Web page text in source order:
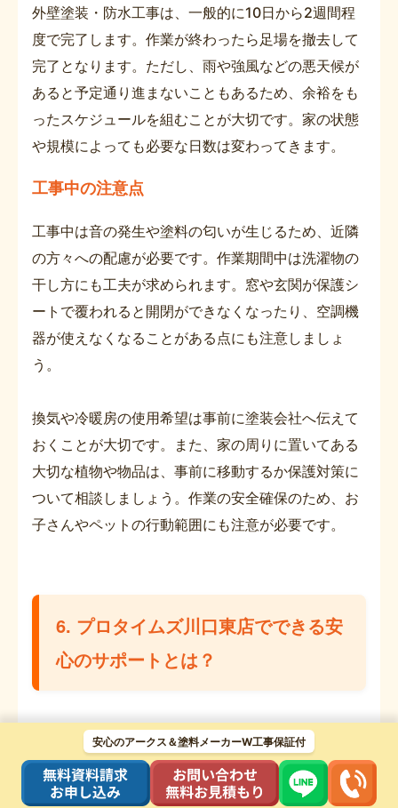
外壁塗装・防水工事は、一般的に10日から2週間程
度で完了します。作業が終わったら足場を撤去して
完了となります。ただし、雨や強風などの悪天候が
あると予定通り進まないこともあるため、余裕をも
ったスケジュールを組むことが大切です。家の状態
や規模によっても必要な日数は変わってきます。
工事中の注意点
工事中は音の発生や塗料の匂いが生じるため、近隣
の方々への配慮が必要です。作業期間中は洗濯物の
干し方にも工夫が求められます。窓や玄関が保護シ
ートで覆われると開閉ができなくなったり、空調機
器が使えなくなることがある点にも注意しましょ
う。
換気や冷暖房の使用希望は事前に塗装会社へ伝えて
おくことが大切です。また、家の周りに置いてある
大切な植物や物品は、事前に移動するか保護対策に
ついて相談しましょう。作業の安全確保のため、お
子さんやペットの行動範囲にも注意が必要です。
6. プロタイムズ川口東店でできる安
心のサポートとは？
安心のアークス＆塗料メーカーW工事保証付